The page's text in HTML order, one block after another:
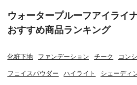
ウォータープルーフアイライ
おすすめ商品ランキング
化粧下地 ファンデーション チーク コン
フェイスパウダー ハイライト シェーディ